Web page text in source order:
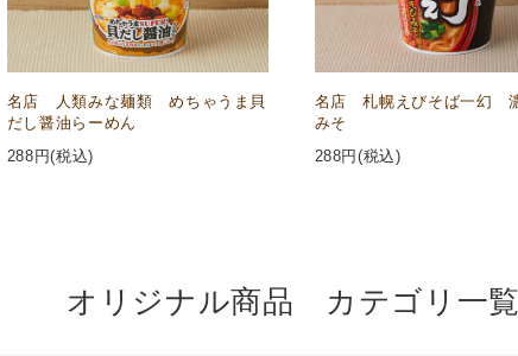
名店 人類みな麺類 めちゃうま貝
だし醤油らーめん
288 円(税込)
名店 札幌えびそば一幻
みそ
288円(税込)
オリジナル商品 カテゴリ一覧